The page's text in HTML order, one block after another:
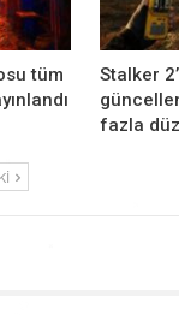
tüm
Stalker
fazla